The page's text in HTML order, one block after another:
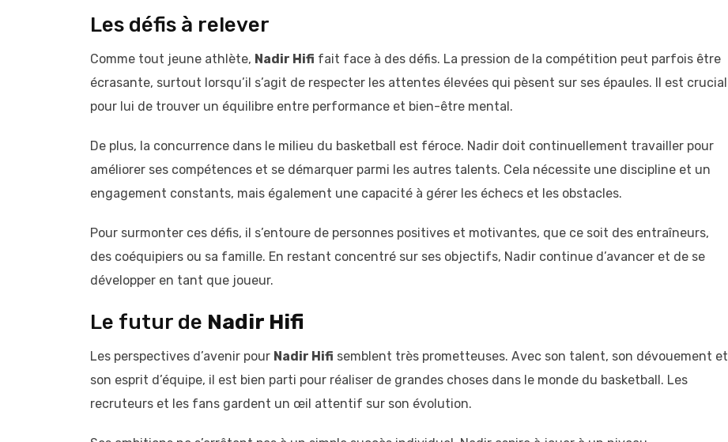
Les défis à relever
Comme tout jeune athlète, Nadir Hifi fait face à des défis. La pression de la compétition peut parfois être
écrasante, surtout lorsqu’il s’agit de respecter les attentes élevées qui pèsent sur ses épaules. Il est crucial
pour lui de trouver un équilibre entre performance et bien-être mental.
De plus, la concurrence dans le milieu du basketball est féroce. Nadir doit continuellement travailler pour
améliorer ses compétences et se démarquer parmi les autres talents. Cela nécessite une discipline et un
engagement constants, mais également une capacité à gérer les échecs et les obstacles.
Pour surmonter ces défis, il s’entoure de personnes positives et motivantes, que ce soit des entraîneurs,
des coéquipiers ou sa famille. En restant concentré sur ses objectifs, Nadir continue d’avancer et de se
développer en tant que joueur.
Le futur de Nadir Hifi
Les perspectives d’avenir pour Nadir Hifi semblent très prometteuses. Avec son talent, son dévouement et
son esprit d’équipe, il est bien parti pour réaliser de grandes choses dans le monde du basketball. Les
recruteurs et les fans gardent un œil attentif sur son évolution.